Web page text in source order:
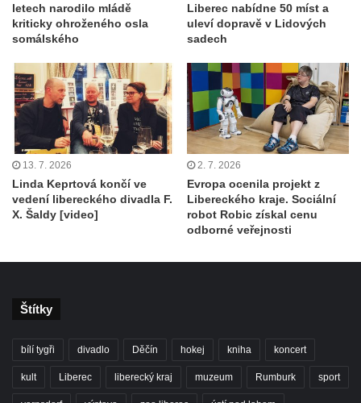
letech narodilo mládě
kriticky ohroženého osla
somálského
Liberec nabídne 50 míst a
uleví dopravě v Lidových
sadech
13. 7. 2026
Linda Keprtová končí ve
vedení libereckého divadla F.
X. Šaldy [video]
2. 7. 2026
Evropa ocenila projekt z
Libereckého kraje. Sociální
robot Robic získal cenu
odborné veřejnosti
Štítky
bílí tygři divadlo Děčín hokej kniha koncert
kult Liberec liberecký kraj muzeum Rumburk sport